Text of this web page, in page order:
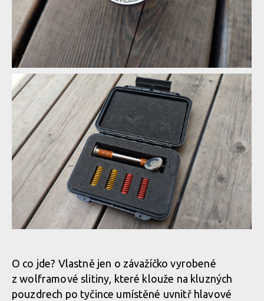
Rimpact Tuned Mass Damper
Horní miska
Horní miska
Horní miska
Horní miska
Horní miska
Horní miska
Horní miska
Spodní miska
Spodní miska
Spodní miska
Spodní miska
Spodní miska
Uvnitř nalezneme samotné zařízení a dva páry náhradních pružin
O co jde? Vlastně jen o závažíčko vyrobené
z wolframové slitiny, které klouže na kluzných
pouzdrech po tyčince umístěné uvnitř hlavové